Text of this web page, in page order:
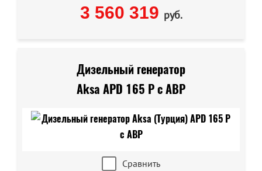
3 560 319 руб.
Дизельный генератор
Aksa APD 165 P с АВР
Сравнить